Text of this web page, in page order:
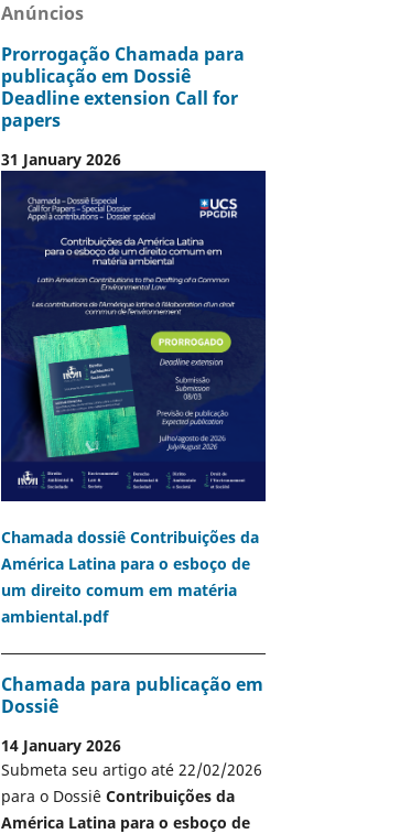
Anúncios
Prorrogação Chamada para
publicação em Dossiê
Deadline extension Call for
papers
31 January 2026
Chamada dossiê Contribuições da
América Latina para o esboço de
um direito comum em matéria
ambiental.pdf
Chamada para publicação em
Dossiê
14 January 2026
Submeta seu artigo até 22/02/2026
para o Dossiê Contribuições da
América Latina para o esboço de